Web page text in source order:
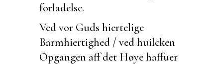
forladelse.
Ved vor Guds hiertelige
Barmhiertighed / vedhuilcken
Opgangen aff det Høye haffuer